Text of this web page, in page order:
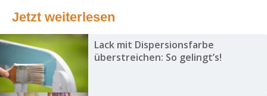
Jetzt weiterlesen
Lack mit Dispersionsfarbe
überstreichen: So gelingt’s!